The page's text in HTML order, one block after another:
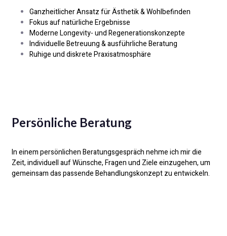
Ganzheitlicher Ansatz für Ästhetik & Wohlbefinden
Fokus auf natürliche Ergebnisse
Moderne Longevity- und Regenerationskonzepte
Individuelle Betreuung & ausführliche Beratung
Ruhige und diskrete Praxisatmosphäre
Persönliche Beratung
In einem persönlichen Beratungsgespräch nehme ich mir die
Zeit, individuell auf Wünsche, Fragen und Ziele einzugehen, um
gemeinsam das passende Behandlungskonzept zu entwickeln.